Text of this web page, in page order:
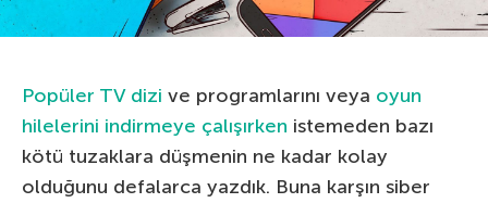
Popüler TV dizi ve programlarını veya oyun
hilelerini indirmeye çalışırken istemeden bazı
kötü tuzaklara düşmenin ne kadar kolay
olduğunu defalarca yazdık. Buna karşın siber